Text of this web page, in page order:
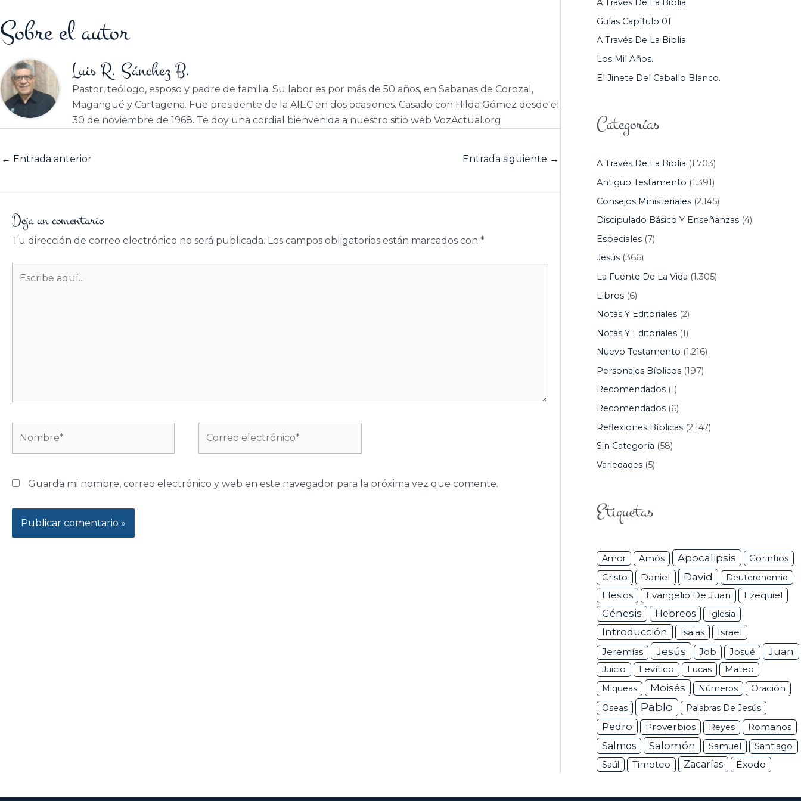
Sobre el autor
Luis R. Sánchez B.
Pastor, teólogo, esposo y padre de familia. Su labor es por más de 50 años, en Sabanas de Corozal,
Magangué y Cartagena. Fue presidente de la AIEC en dos ocasiones. Casado con Hilda Gómez desde el
30 de noviembre de 1968. Te doy una cordial bienvenida a nuestro sitio web VozActual.org
← Entrada anterior Entrada siguiente →
Deja un comentario
Tu dirección de correo electrónico no será publicada. Los campos obligatorios están marcados con *
aquí...
electrónico*
Guarda mi nombre, correo electrónico y web en este navegador para la próxima vez que comente.
R
:
A Través De La Biblia
Guías Capítulo 01
A Través De La Biblia
Los Mil Años.
El Jinete Del Caballo Blanco.
Categorías
A Través De La Biblia (1.703)
Antiguo Testamento (1.391)
Consejos Ministeriales(2.145)
Discipulado Básico Y Enseñanzas(4)
Especiales(7)
Jesús(366)
La Fuente De La Vida (1.305)
Libros(6)
Notas Y Editoriales(2)
Notas Y Editoriales(1)
Nuevo Testamento (1.216)
Personajes Bíblicos(197)
Recomendados(1)
Recomendados(6)
Reflexiones Bíblicas(2.147)
Sin Categoría (58)
Variedades(5)
Etiquetas
Amor Amós Apocalipsis Corintios
Cristo Daniel David Deuteronomio
Efesios Evangelio De Juan Ezequiel
Génesis Hebreos Iglesia
Introducción Isaias Israel
Jeremías Jesús Job Josué Juan
Juicio Levítico Lucas
Mateo
Miqueas
Moisés Números
Oración
Oseas
Pablo Palabras De Jesús
Pedro Proverbios Reyes
Romanos
Salmos
Salomón Samuel
Santiago
Saúl
Timoteo Zacarías Éxodo